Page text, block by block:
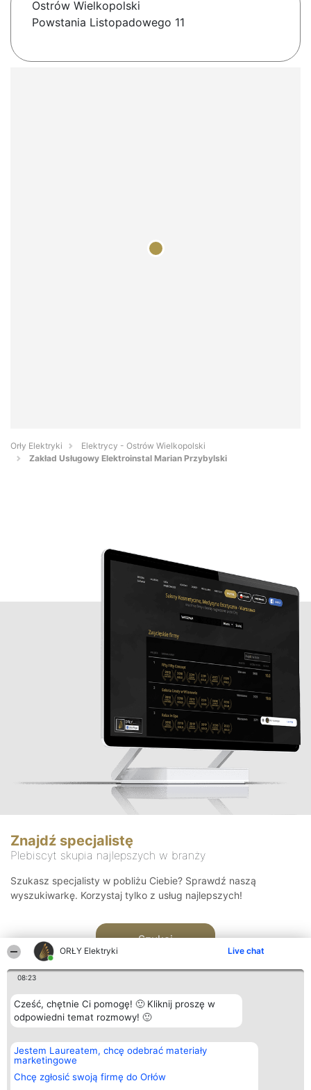
ORŁY Elektryki Live chat
08:23
Cześć, chętnie Ci pomogę! 🙂 Kliknij proszę w
odpowiedni temat rozmowy! 🙂
Jestem Laureatem, chcę odebrać materiały
marketingowe
Chcę zgłosić swoją firmę do Orłów
Ostrów Wielkopolski
Powstania Listopadowego 11
Orły Elektryki
Elektrycy - Ostrów Wielkopolski
Zakład Usługowy Elektroinstal Marian Przybylski
Znajdź specjalistę
Plebiscyt skupia najlepszych w branży
Szukasz specjalisty w pobliżu Ciebie? Sprawdź naszą
wyszukiwarkę. Korzystaj tylko z usług najlepszych!
Szukaj
Organizator plebiscytu
Bright Side Solutions sp. z o.
o. sp. k.
ul. Ruska 22
Wrocław 50-079
Plebiscyt
Laureaci
wszystkich
Laureatów
Kontakt
Kontakt